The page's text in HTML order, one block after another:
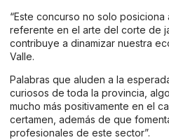
“Este concurso no solo
referente en el arte del corte de
contribuye a dinamizar nuestra
Valle.
Palabras que aluden a la
curiosos de toda la provincia,
mucho más positivamente en el
certamen, además de que
profesionales de este sector”.